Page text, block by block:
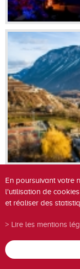
En poursuivant votre
l'utilisation de
et réaliser des
Lire les mentions